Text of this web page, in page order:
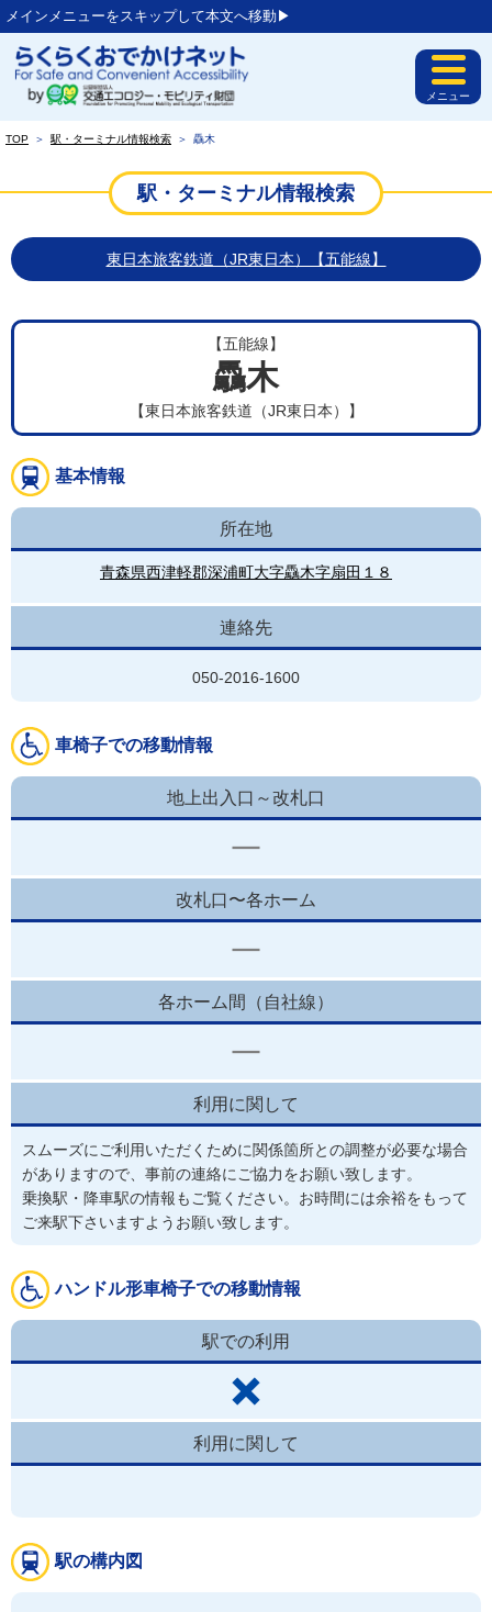
メインメニューをスキップして本文へ移動▶︎
メニュー
TOP ＞ 駅・ターミナル情報検索 ＞ 驫木
駅・ターミナル情報検索
東日本旅客鉄道（JR東日本）【五能線】
【五能線】
驫木
【東日本旅客鉄道（JR東日本）】
基本情報
所在地
青森県西津軽郡深浦町大字驫木字扇田１８
連絡先
050-2016-1600
車椅子での移動情報
地上出入口～改札口
改札口〜各ホーム
各ホーム間（自社線）
利用に関して
スムーズにご利用いただくために関係箇所との調整が必要な場合
がありますので、事前の連絡にご協力をお願い致します。
乗換駅・降車駅の情報もご覧ください。お時間には余裕をもって
ご来駅下さいますようお願い致します。
ハンドル形車椅子での移動情報
駅での利用
利用に関して
駅の構内図